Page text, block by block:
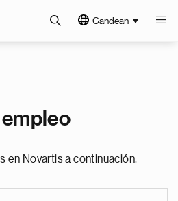
Candean
en Novartis a continuación.